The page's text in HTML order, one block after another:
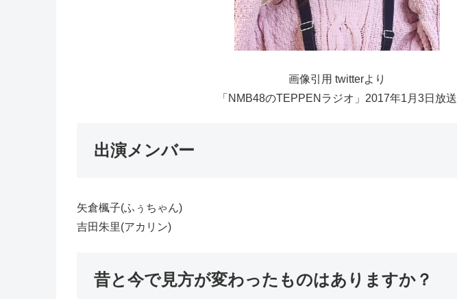
画像引用 twitterより
「NMB48のTEPPENラジオ」2017年1月3日放送
出演メンバー
矢倉楓子(ふぅちゃん)
吉田朱里(アカリン)
昔と今で見方が変わったものはありますか？